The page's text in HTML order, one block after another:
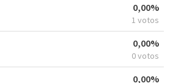
0,00%
1 votos
0,00%
0 votos
0,00%